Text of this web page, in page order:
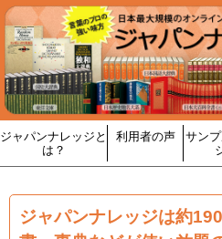
ジャパンナレッジと
は？
利用者の声
サン
ジャパンナレッジは約